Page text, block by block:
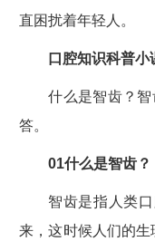
直困扰着年轻人。
口腔知识科普小
什么是智齿？
答。
01什么是智齿？
智齿是指人类
来，这时候人们的生